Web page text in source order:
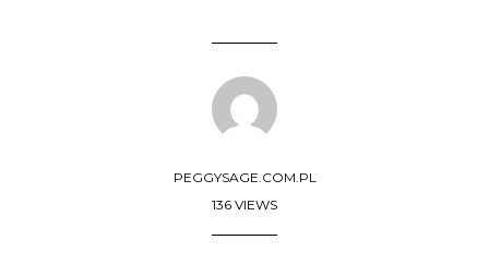
PEGGYSAGE.COM.PL
136 VIEWS